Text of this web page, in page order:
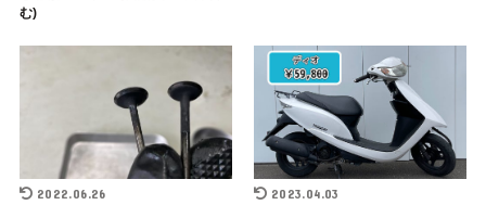
む)
2022.06.26 2023.04.03